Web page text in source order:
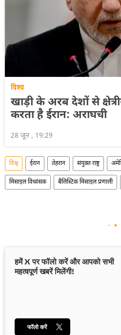
विश्व
खाड़ी के अरब देशों से
करता है ईरान: अराघची
28 जून , 19:29
विश्व ईरान तेहरान संयुक्त राष्ट्र
मिसाइल विध्वंसक बैलिस्टिक मिसाइल प्रणाली
हमें X पर फॉलो करें और आपको सभी
महत्वपूर्ण खबरें मिलेंगी!
फॉलो करें